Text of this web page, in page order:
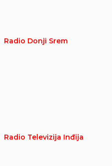
Radio Donji Srem
Radio Televizija Inđija